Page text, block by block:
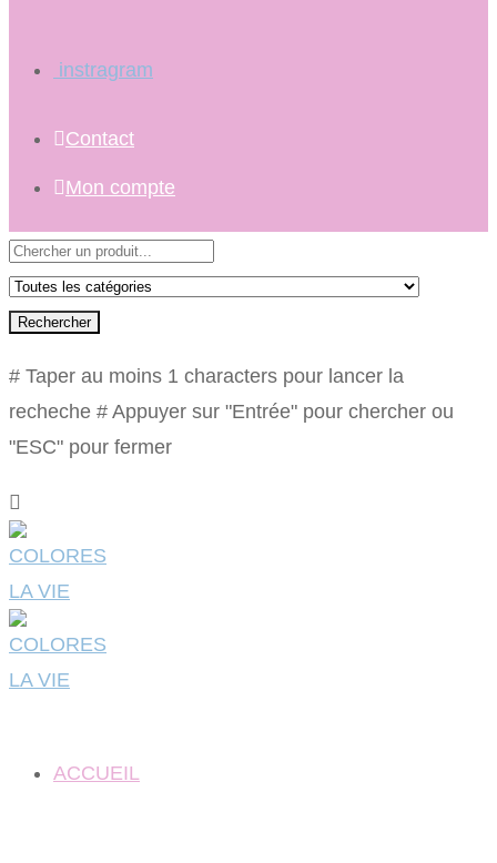
instragram
Contact
Mon compte
Rechercher
# Taper au moins 1 characters pour lancer la
recheche # Appuyer sur "Entrée" pour chercher ou
"ESC" pour fermer
ACCUEIL